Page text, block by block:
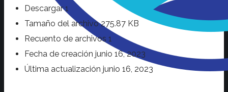
Descargar1
Tamaño del archivo275.87 KB
Recuento de archivos 1
Fecha de creación junio 16, 2023
Última actualización junio 16, 2023